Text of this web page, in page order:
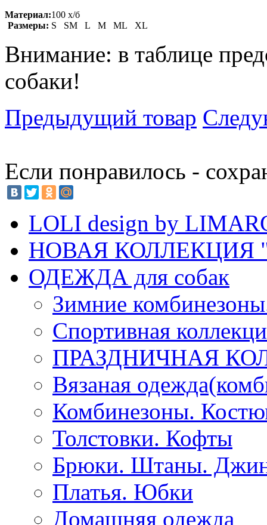
Материал:100 х/б
Размеры: S SM L M ML XL
Внимание: в таблице
собаки!
Предыдущий товар
Если понравилось -
LOLI design by
НОВАЯ КОЛЛЕКЦИЯ
ОДЕЖДА для собак
Зимние
Спортивная
ПРАЗДНИЧНАЯ
Вязаная
Комбинезоны.
Толстовки. Кофты
Брюки. Штаны.
Платья. Юбки
Домашняя одежда